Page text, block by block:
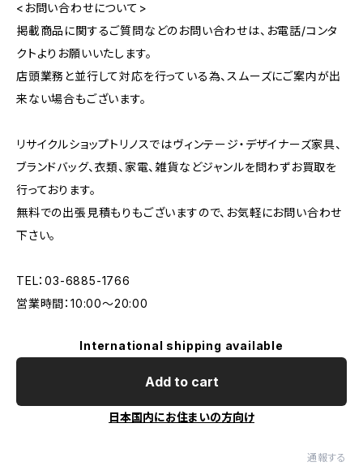
<お問い合わせについて>
掲載商品に関するご質問などのお問い合わせは、お電話/コンタ
クトよりお願いいたします。
店頭業務と並行して対応を行っている為、スムーズにご案内が出
来ない場合もございます。
リサイクルショップトリノスではヴィンテージ・デザイナーズ家具、
ブランドバッグ、衣類、家電、雑貨などジャンルを問わずお買取を
行っております。
無料での出張見積もりもございますので、お気軽にお問い合わせ
下さい。
TEL：03-6885-1766
営業時間：10:00〜20:00
International shipping available
Add to cart
日本国内にお住まいの方向け
通報する